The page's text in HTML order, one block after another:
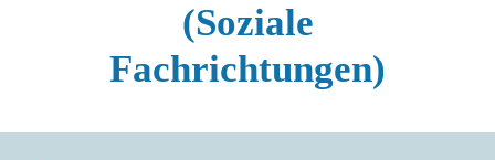
(Soziale
Fachrichtungen)